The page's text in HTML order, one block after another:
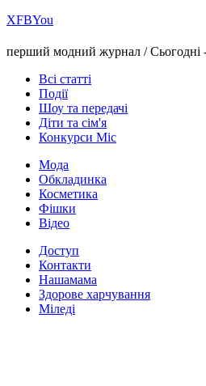
ХFBYou
перший модний журнал /Сьогодні
Всі статті
Події
Шоу та передачі
Діти та сім'я
Конкурси Міс
Мода
Обкладинка
Косметика
Фішки
Відео
Доступ
Контакти
Нашамама
Здорове харчування
Міледі